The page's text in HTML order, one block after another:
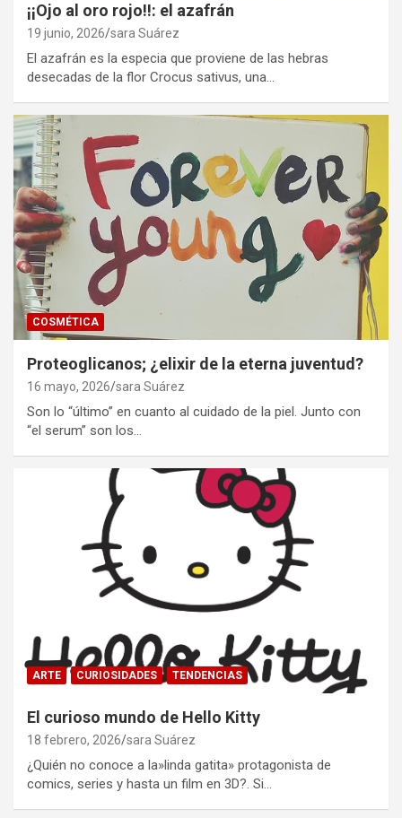
¡¡Ojo al oro rojo!!: el azafrán
19 junio, 2026 sara Suárez
El azafrán es la especia que proviene de las hebras
desecadas de la flor Crocus sativus, una…
COSMÉTICA
Proteoglicanos; ¿elixir de la eterna juventud?
16 mayo, 2026 sara Suárez
Son lo “último” en cuanto al cuidado de la piel. Junto con
“el serum” son los…
ARTE CURIOSIDADES TENDENCIAS
El curioso mundo de Hello Kitty
18 febrero, 2026 sara Suárez
¿Quién no conoce a la»linda gatita» protagonista de
comics, series y hasta un film en 3D?. Si…